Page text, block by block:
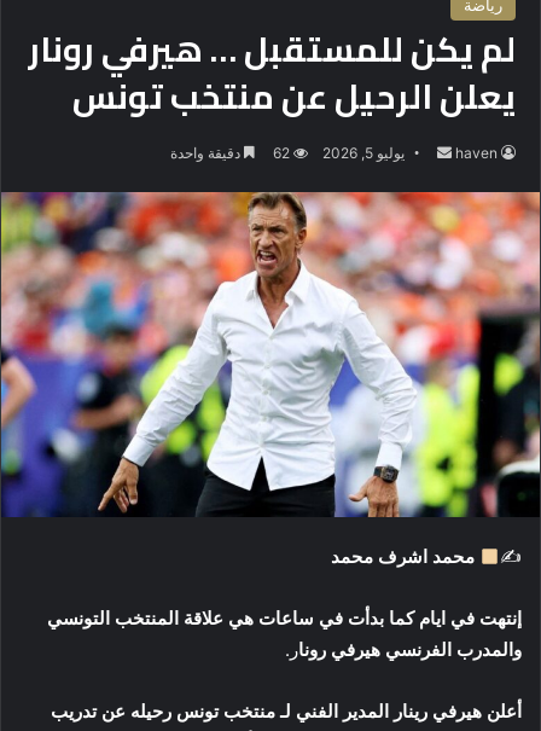
رياضة
لم يكن للمستقبل … هيرفي رونار
يعلن الرحيل عن منتخب تونس
haven
س
ل
ب
ر
ي
د
ا
ك
ت
و
ي
ا
يوليو 5, 2026 62 دقيقة واحدة
✍ محمد اشرف محمد
إنتهت في ايام كما بدأت في ساعات هي علاقة المنتخب التونسي
والمدرب الفرنسي هيرفي رونار.
أعلن هيرفي رينار المدير الفني لـ منتخب تونس رحيله عن تدريب